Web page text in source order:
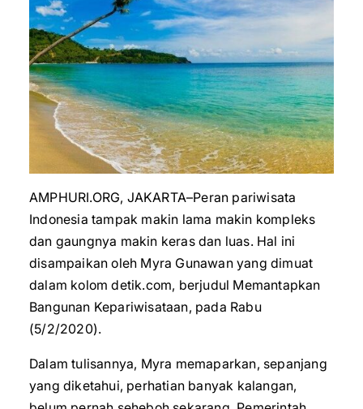
AMPHURI.ORG, JAKARTA–Peran pariwisata
Indonesia tampak makin lama makin kompleks
dan gaungnya makin keras dan luas. Hal ini
disampaikan oleh Myra Gunawan yang dimuat
dalam kolom detik.com, berjudul Memantapkan
Bangunan Kepariwisataan, pada Rabu
(5/2/2020).
Dalam tulisannya, Myra memaparkan, sepanjang
yang diketahui, perhatian banyak kalangan,